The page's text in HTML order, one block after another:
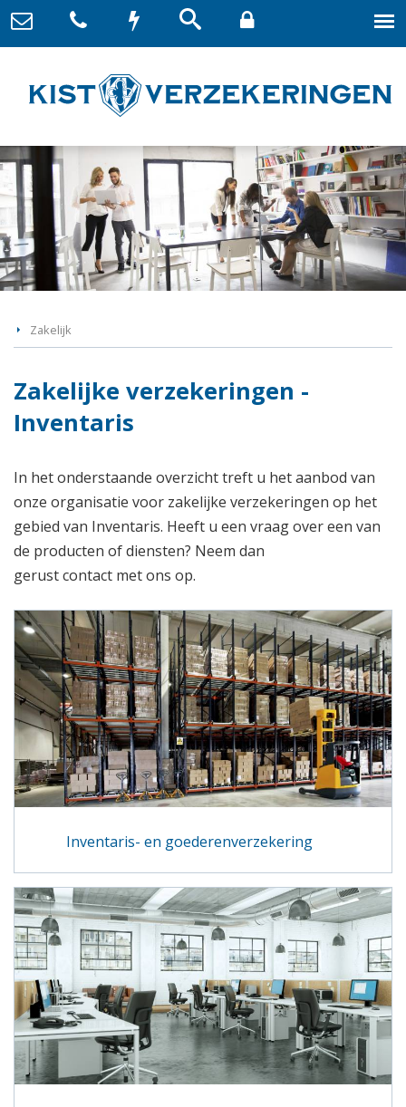
Zakelijk
Zakelijke verzekeringen -
Inventaris
In het onderstaande overzicht treft u het aanbod van
onze organisatie voor zakelijke verzekeringen op het
gebied van Inventaris. Heeft u een vraag over een van
de producten of diensten? Neem dan
gerust contact met ons op.
Inventaris- en goederenverzekering